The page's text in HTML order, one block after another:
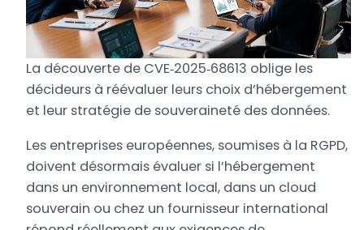
La découverte de CVE‑2025‑68613 oblige les
décideurs à réévaluer leurs choix d’hébergement
et leur stratégie de souveraineté des données.
Les entreprises européennes, soumises à la RGPD,
doivent désormais évaluer si l’hébergement
dans un environnement local, dans un cloud
souverain ou chez un fournisseur international